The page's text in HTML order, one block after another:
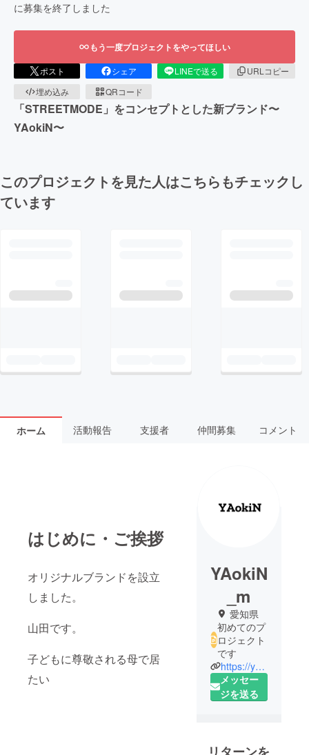
に募集を終了しました
もう一度プロジェクトをやってほしい
ポスト シェア LINEで送る
URLコピー
埋め込み
QRコード
「STREETMODE」をコンセプトとした新ブランド〜
YAokiN〜
このプロジェクトを見た人はこちらもチェックし
ています
ホーム 活動報告 支援者 仲間募集 コメント
はじめに・ご挨拶
オリジナルブランドを設立
しました。
山田です。
子どもに尊敬される母で居
たい
YAokiN
_m
愛知県
初めてのプ
ロジェクト
です
https://yaokin.paintory.com
メッセー
ジを送る
リターンを